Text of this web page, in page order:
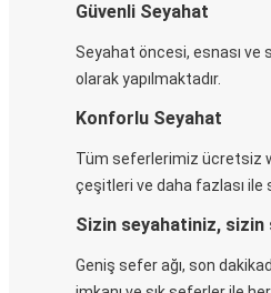
Güvenli Seyahat
Seyahat öncesi, esnası ve
olarak yapılmaktadır.
Konforlu Seyahat
Tüm seferlerimiz ücretsiz
çeşitleri ve daha fazlası ile
Sizin seyahatiniz, sizin
Geniş sefer ağı, son